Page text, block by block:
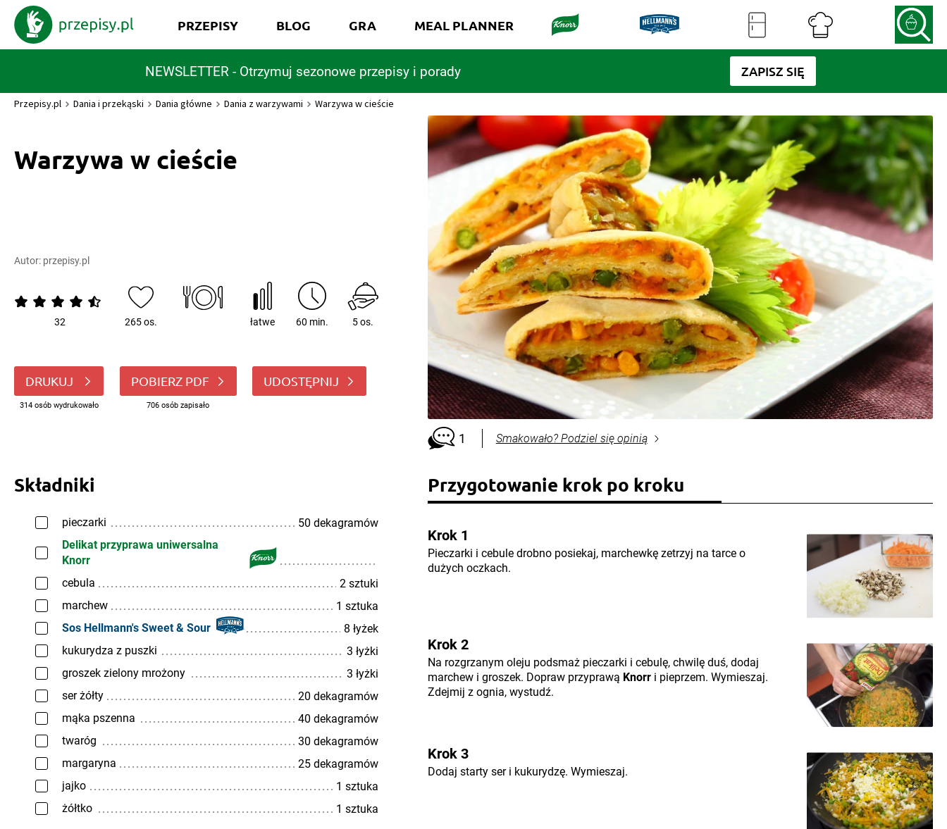
NEWSLETTER - Otrzymuj sezonowe przepisy i porady ZAPISZ SIĘ
PRZEPISY BLOG GRA MEAL PLANNER
Przepisy.pl Dania i przekąski Dania główne Dania z warzywami Warzywa w cieście
Warzywa w cieście
Autor: przepisy.pl
32 265 os. łatwe 60 min. 5 os.
DRUKUJ
314 osób wydrukowało
POBIERZ PDF
706 osób zapisało
UDOSTĘPNIJ
1 Smakowało? Podziel się opinią
Składniki
pieczarki
50 dekagramów
Delikat przyprawa uniwersalna
Knorr
cebula
2 sztuki
marchew
1 sztuka
Sos Hellmann's Sweet & Sour
8 łyżek
kukurydza z puszki
3 łyżki
groszek zielony mrożony
3 łyżki
ser żółty
20 dekagramów
mąka pszenna
40 dekagramów
twaróg
30 dekagramów
margaryna
25 dekagramów
jajko
1 sztuka
żółtko
1 sztuka
Przygotowanie krok po kroku
Krok 1
Pieczarki i cebule drobno posiekaj, marchewkę zetrzyj na tarce o
dużych oczkach.
Krok 2
Na rozgrzanym oleju podsmaż pieczarki i cebulę, chwilę duś, dodaj
marchew i groszek. Dopraw przyprawą Knorri pieprzem. Wymieszaj.
Zdejmij z ognia, wystudź.
Krok 3
Dodaj starty ser i kukurydzę. Wymieszaj.